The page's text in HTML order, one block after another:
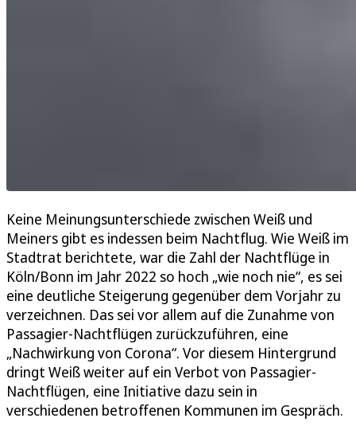
Keine Meinungsunterschiede zwischen Weiß und
Meiners gibt es indessen beim Nachtflug. Wie Weiß im
Stadtrat berichtete, war die Zahl der Nachtflüge in
Köln/Bonn im Jahr 2022 so hoch „wie noch nie“, es sei
eine deutliche Steigerung gegenüber dem Vorjahr zu
verzeichnen. Das sei vor allem auf die Zunahme von
Passagier-Nachtflügen zurückzuführen, eine
„Nachwirkung von Corona“. Vor diesem Hintergrund
dringt Weiß weiter auf ein Verbot von Passagier-
Nachtflügen, eine Initiative dazu sein in
verschiedenen betroffenen Kommunen im Gespräch.